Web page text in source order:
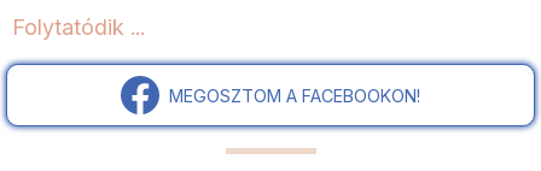
Folytatódik ...
MEGOSZTOM A FACEBOOKON!